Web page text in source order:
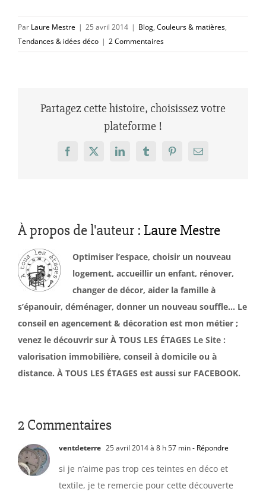
Par Laure Mestre | 25 avril 2014 | Blog, Couleurs & matières,
Tendances & idées déco | 2 Commentaires
Partagez cette histoire, choisissez votre
plateforme !
Facebook
X LinkedInTumblrPinterestEmail
À propos de l'auteur : Laure Mestre
Optimiser l’espace, choisir un nouveau
logement, accueillir un enfant, rénover,
changer de décor, aider la famille à
s’épanouir, déménager, donner un nouveau souffle… Le
conseil en agencement & décoration est mon métier ;
venez le découvrir sur À TOUS LES ÉTAGES Le Site :
valorisation immobilière, conseil à domicile ou à
distance. À TOUS LES ÉTAGES est aussi sur FACEBOOK.
2 Commentaires
ventdeterre 25 avril 2014 à 8 h 57 min- Répondre
si je n’aime pas trop ces teintes en déco et
textile, je te remercie pour cette découverte